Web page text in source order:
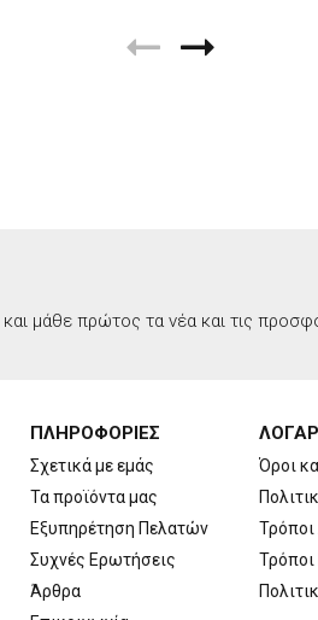
μάθε πρώτος τα νέα και τις
ΠΛΗΡΟΦΟΡΙΕΣ
Σχετικά με εμάς
Τα προϊόντα μας
Εξυπηρέτηση Πελατών
Συχνές Ερωτήσεις
Άρθρα
Όροι